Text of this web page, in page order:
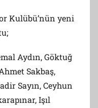
Kulübü’nün yeni
Aydın, Göktuğ
Sakbaş,
Sayın, Ceyhun
Işıl